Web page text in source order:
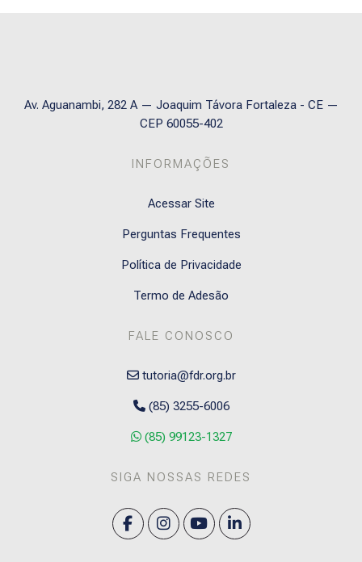
Av. Aguanambi, 282 A — Joaquim Távora Fortaleza - CE —
CEP 60055-402
INFORMAÇÕES
Acessar Site
Perguntas Frequentes
Política de Privacidade
Termo de Adesão
FALE CONOSCO
tutoria@fdr.org.br
(85) 3255-6006
(85) 99123-1327
SIGA NOSSAS REDES